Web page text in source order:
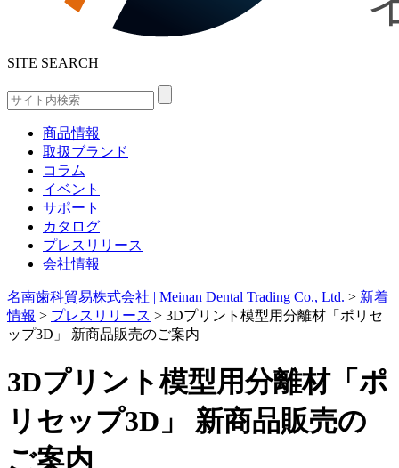
SITE SEARCH
商品情報
取扱ブランド
コラム
イベント
サポート
カタログ
プレスリリース
会社情報
名南歯科貿易株式会社 | Meinan Dental Trading Co., Ltd. > 新着
情報 > プレスリリース > 3Dプリント模型用分離材「ポリセ
ップ3D」 新商品販売のご案内
3Dプリント模型用分離材「ポ
リセップ3D」 新商品販売の
ご案内